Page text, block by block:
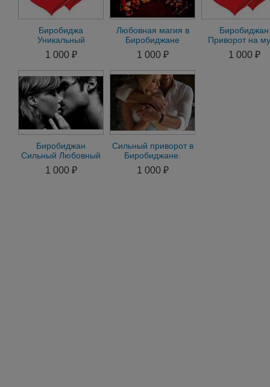
Биробиджа
Уникальный
Приворот на
Мужчину Приворот
на Женщину.
Гадание
1 000 ₽
Любовная магия в
Биробиджане
Приворот Отворот
Снять порчу
1 000 ₽
Биробиджан
Приворот на
Приворот на
1 000 ₽
Биробиджан
Сильный Любовный
Приворот на
Мужчину на
1 000 ₽
Сильный приворот в
Биробиджане.
Помощь мага в
Биробиджане
1 000 ₽